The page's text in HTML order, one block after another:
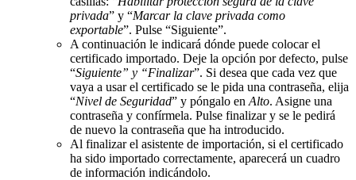
privada” y “Marcar la clave privada como
exportable”. Pulse “Siguiente”.
A continuación le indicará dónde puede colocar el
certificado importado. Deje la opción por defecto, pulse
“Siguiente” y “Finalizar”. Si desea que cada vez que
vaya a usar el certificado se le pida una contraseña, elija
“Nivel de Seguridad” y póngalo en Alto. Asigne una
contraseña y confírmela. Pulse finalizar y se le pedirá
de nuevo la contraseña que ha introducido.
Al finalizar el asistente de importación, si el certificado
ha sido importado correctamente, aparecerá un cuadro
de información indicándolo.